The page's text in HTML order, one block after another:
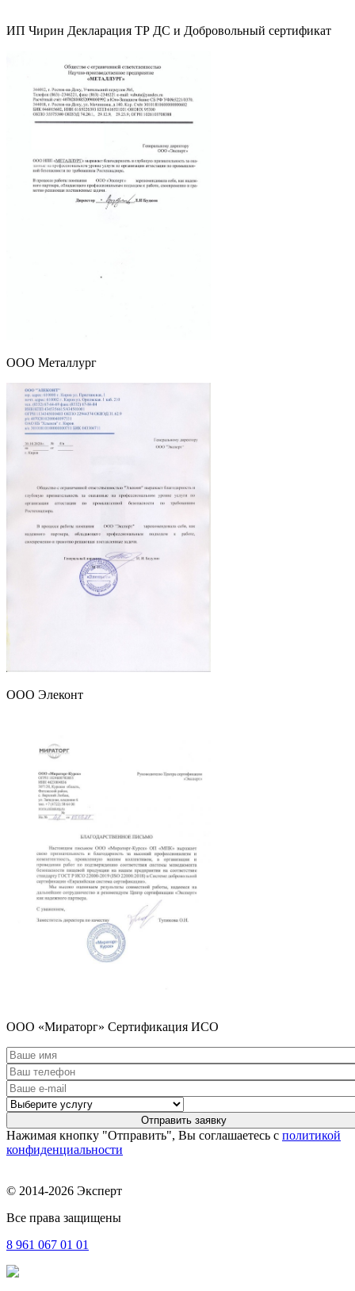
ИП Чирин Декларация ТР ДС и Добровольный сертификат
ООО Металлург
ООО Элеконт
ООО «Мираторг» Сертификация ИСО
Нажимая кнопку "Отправить", Вы соглашаетесь с политикой
конфиденциальности
© 2014-2026 Эксперт
Все права защищены
8 961 067 01 01